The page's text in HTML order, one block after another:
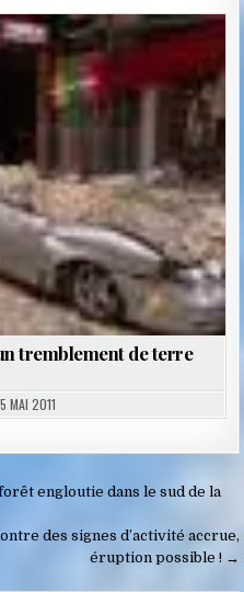
tremblement de terre
MAI 2011
engloutie dans le sud de la
des signes d’activité accrue,
éruption possible ! →